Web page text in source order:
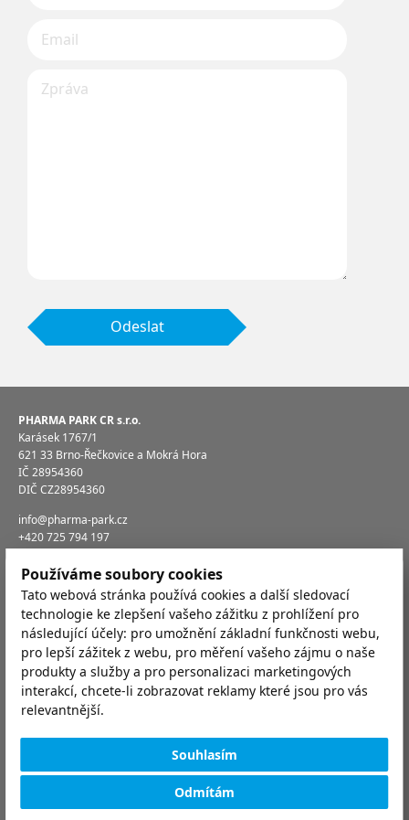
Používáme soubory cookies
Tato webová stránka používá cookies a další sledovací
technologie ke zlepšení vašeho zážitku z prohlížení pro
následující účely: pro umožnění základní funkčnosti webu,
pro lepší zážitek z webu, pro měření vašeho zájmu o naše
produkty a služby a pro personalizaci marketingových
interakcí, chcete-li zobrazovat reklamy které jsou pro vás
relevantnější.
Souhlasím
Odmítám
Odeslat
PHARMA PARK CR s.r.o.
Karásek 1767/1
621 33 Brno-Řečkovice a Mokrá Hora
IČ 28954360
DIČ CZ28954360
info@pharma-park.cz
+420 725 794 197
Společnost je zapsána v obchodním rejstříku,
Krajský soud v Brně, oddíl C, vložka 66133
Přihlaste se zdarma k odběru týdenních poledních
menu jídelny nebo provozních novinek areálu:
týdenní polední menu
provozní informace